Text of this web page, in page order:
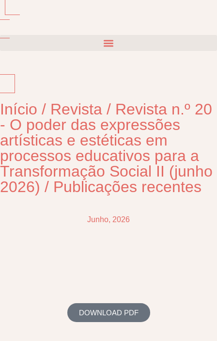
Início / Revista / Revista n.º 20
- O poder das expressões
artísticas e estéticas em
processos educativos para a
Transformação Social II (junho
2026) / Publicações recentes
Junho, 2026
DOWNLOAD PDF